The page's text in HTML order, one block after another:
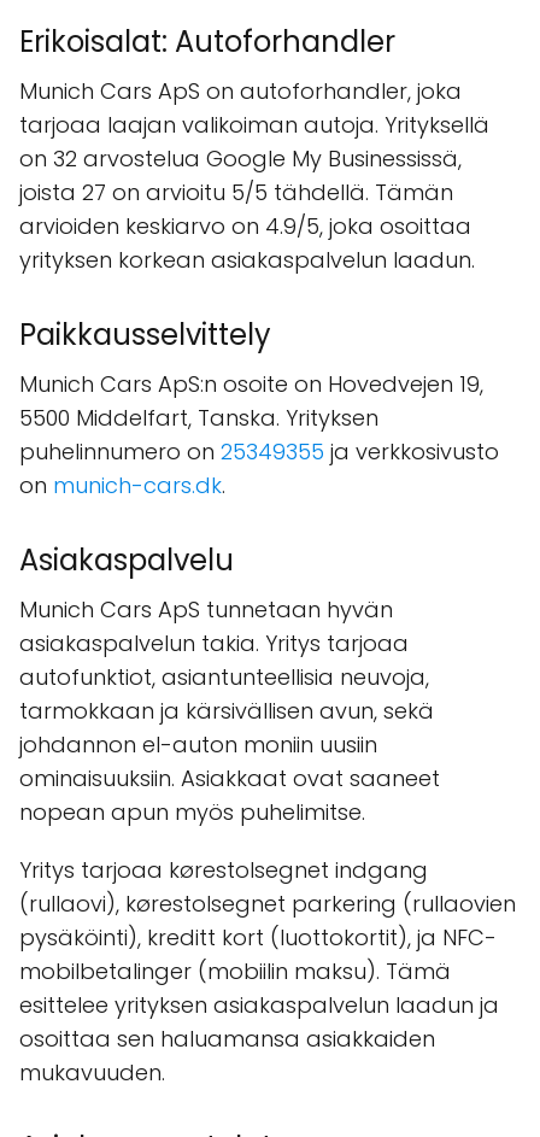
Erikoisalat: Autoforhandler
Munich Cars ApS on autoforhandler, joka
tarjoaa laajan valikoiman autoja. Yrityksellä
on 32 arvostelua Google My Businessissä,
joista 27 on arvioitu 5/5 tähdellä. Tämän
arvioiden keskiarvo on 4.9/5, joka osoittaa
yrityksen korkean asiakaspalvelun laadun.
Paikkausselvittely
Munich Cars ApS:n osoite on Hovedvejen 19,
5500 Middelfart, Tanska. Yrityksen
puhelinnumero on 25349355 ja verkkosivusto
on munich-cars.dk.
Asiakaspalvelu
Munich Cars ApS tunnetaan hyvän
asiakaspalvelun takia. Yritys tarjoaa
autofunktiot, asiantunteellisia neuvoja,
tarmokkaan ja kärsivällisen avun, sekä
johdannon el-auton moniin uusiin
ominaisuuksiin. Asiakkaat ovat saaneet
nopean apun myös puhelimitse.
Yritys tarjoaa kørestolsegnet indgang
(rullaovi), kørestolsegnet parkering (rullaovien
pysäköinti), kreditt kort (luottokortit), ja NFC-
mobilbetalinger (mobiilin maksu). Tämä
esittelee yrityksen asiakaspalvelun laadun ja
osoittaa sen haluamansa asiakkaiden
mukavuuden.